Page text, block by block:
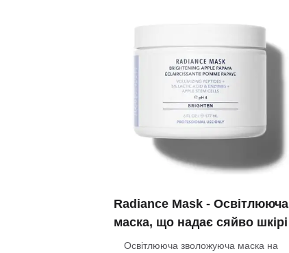
Radiance Mask - Освітлююча
маска, що надає сяйво шкірі
Освітлююча зволожуюча маска на